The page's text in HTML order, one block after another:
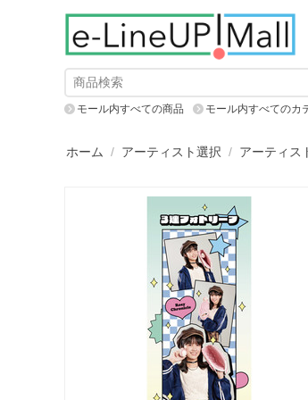
モール内すべての商品 モール内すべてのカ
ホーム / アーティスト選択 / アーティス